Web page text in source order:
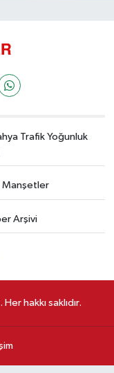
Trafik Yoğunluk
Manşetler
Arşivi
hakkı saklıdır.